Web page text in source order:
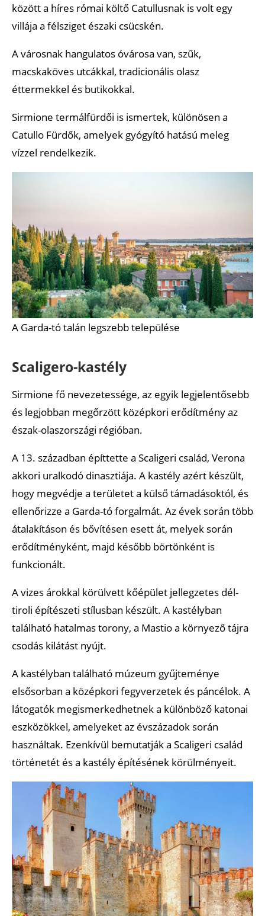
között a híres római költő Catullusnak is volt egy
villája a félsziget északi csücskén.
A városnak hangulatos óvárosa van, szűk,
macskaköves utcákkal, tradicionális olasz
éttermekkel és butikokkal.
Sirmione termálfürdői is ismertek, különösen a
Catullo Fürdők, amelyek gyógyító hatású meleg
vízzel rendelkezik.
A Garda-tó talán legszebb települése
Scaligero-kastély
Sirmione fő nevezetessége, az egyik legjelentősebb
és legjobban megőrzött középkori erődítmény az
észak-olaszországi régióban.
A 13. században építtette a Scaligeri család, Verona
akkori uralkodó dinasztiája. A kastély azért készült,
hogy megvédje a területet a külső támadásoktól, és
ellenőrizze a Garda-tó forgalmát. Az évek során több
átalakításon és bővítésen esett át, melyek során
erődítményként, majd később börtönként is
funkcionált.
A vizes árokkal körülvett kőépület jellegzetes dél-
tiroli építészeti stílusban készült. A kastélyban
található hatalmas torony, a Mastio a környező tájra
csodás kilátást nyújt.
A kastélyban található múzeum gyűjteménye
elsősorban a középkori fegyverzetek és páncélok. A
látogatók megismerkedhetnek a különböző katonai
eszközökkel, amelyeket az évszázadok során
használtak. Ezenkívül bemutatják a Scaligeri család
történetét és a kastély építésének körülményeit.